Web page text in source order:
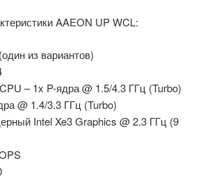
AAEON UP WCL:
(один из вариантов)
– 1x P-ядра @ 1.5/4.3 ГГц (Turbo)
@ 1.4/3.3 ГГц (Turbo)
Intel Xe3 Graphics @ 2.3 ГГц (9